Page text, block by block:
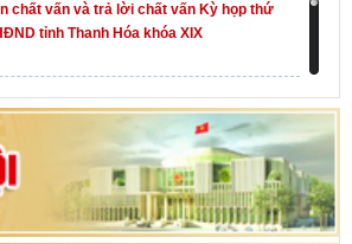
chất vấn và trả lời chất vấn Kỳ họp thứ
tỉnh Thanh Hóa khóa XIX
mạc kỳ họp thứ Nhất, Quốc hội khóa XVI
dẫn quy trình bỏ phiếu bầu cử ĐBQH
XVI và đại biểu HĐND các cấp nhiệm kỳ
2031